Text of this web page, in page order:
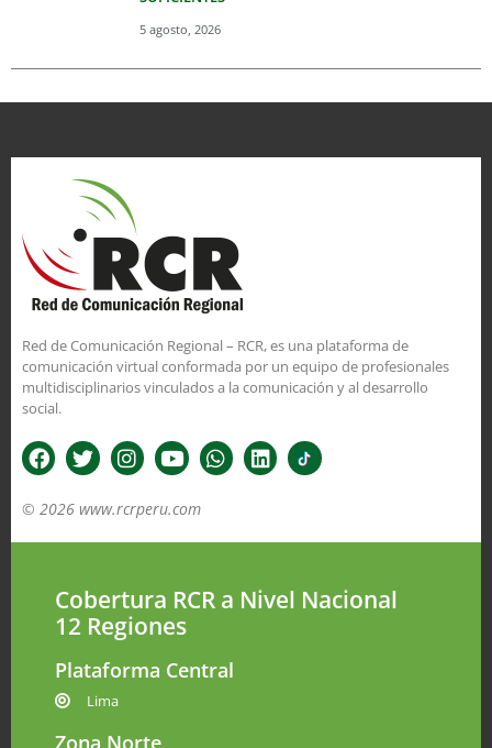
5 agosto, 2026
Red de Comunicación Regional – RCR, es una plataforma de
comunicación virtual conformada por un equipo de profesionales
multidisciplinarios vinculados a la comunicación y al desarrollo
social.
© 2026 www.rcrperu.com
Cobertura RCR a Nivel Nacional
12 Regiones
Plataforma Central
Lima
Zona Norte